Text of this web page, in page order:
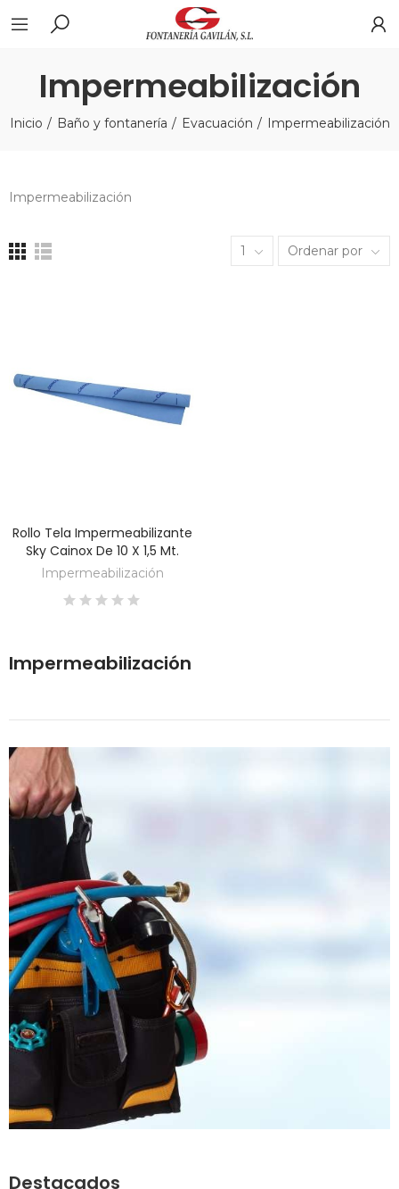
Impermeabilización
Inicio Baño y fontanería Evacuación Impermeabilización
Impermeabilización
1 Ordenar por
DESCUBRE
Rollo Tela Impermeabilizante
Sky Cainox De 10 X 1,5 Mt.
Impermeabilización
Impermeabilización
Destacados